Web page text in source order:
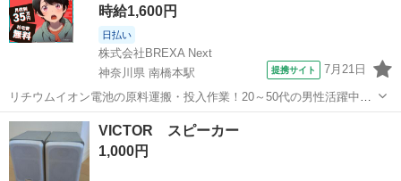
時給1,600円
日払い
株式会社BREXA Next
神奈川県 南橋本駅
提携サイト 7月21日
リチウムイオン電池の原料運搬・投入作業！20～50代の男性活躍中★
ワンルーム寮完備！赴任旅費会社負担！年間休日130日★フォークリフ
ト免許お持ちの方、活躍中！就業先食堂利用可★《神奈川県相模原
市》 人気の工場のお仕事 ◇電...
神奈川 相模原市
VICTOR スピーカー
1,000円